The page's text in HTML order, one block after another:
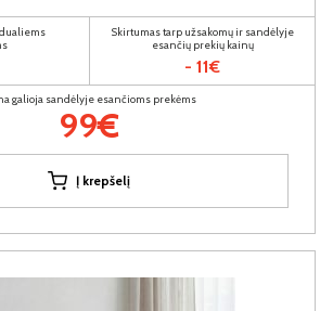
Skirtumas tarp užsakomų ir sandėlyje
esančių prekių kainų
- 11€
galioja sandėlyje esančioms prekėms
99€
Į krepšelį